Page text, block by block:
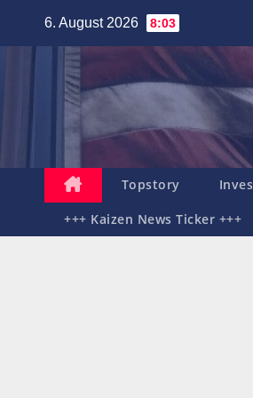
6. August 2026 8:03
Topstory
+++ Kaizen News Ticker +++